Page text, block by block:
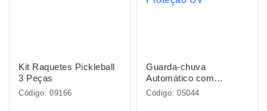
Kit Raquetes Pickleball
3 Peças
Código: 09166
Guarda-chuva
Automático com
Proteção UV
Código: 05044